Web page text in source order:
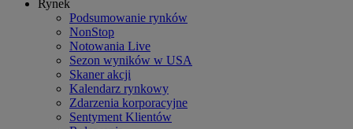
Rynek
Podsumowanie rynków
NonStop
Notowania Live
Sezon wyników w USA
Skaner akcji
Kalendarz rynkowy
Zdarzenia korporacyjne
Sentyment Klientów